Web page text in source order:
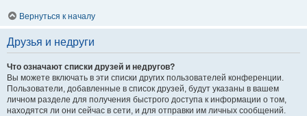
Вернуться к началу
Друзья и недруги
Что означают списки друзей и недругов?
Вы можете включать в эти списки других пользователей конференции.
Пользователи, добавленные в список друзей, будут указаны в вашем
личном разделе для получения быстрого доступа к информации о том,
находятся ли они сейчас в сети, и для отправки им личных сообщений.